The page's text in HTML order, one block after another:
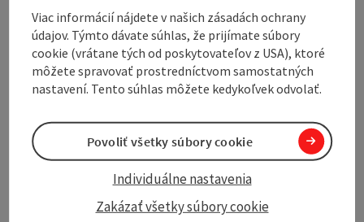
Create PDF
Print article
Nearby
Viac informácií nájdete v našich zásadách ochrany
údajov. Týmto dávate súhlas, že prijímate súbory
cookie (vrátane tých od poskytovateľov z USA), ktoré
môžete spravovať prostredníctvom samostatných
nastavení. Tento súhlas môžete kedykoľvek odvolať.
Zakázať všetky súbory cookie
Individuálne nastavenia
Povoliť všetky súbory cookie